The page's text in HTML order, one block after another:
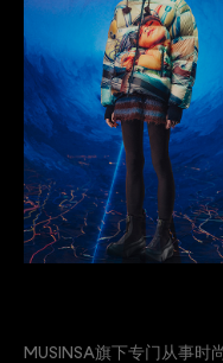
MUSINSA旗下专门从事时